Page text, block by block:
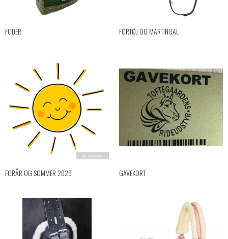
FODER FORTØJ OG MARTINGAL
FORÅR OG SOMMER 2026 GAVEKORT